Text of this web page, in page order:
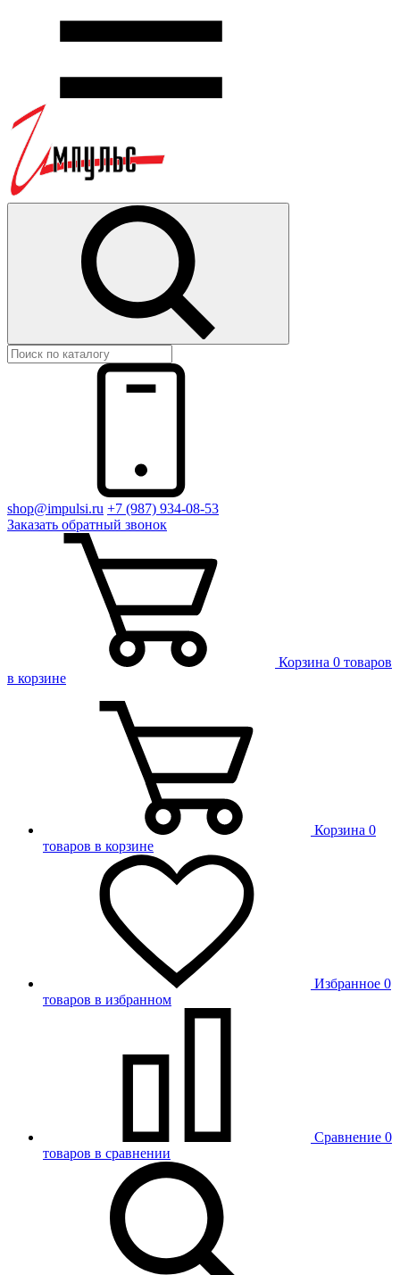
shop@impulsi.ru +7 (987) 934-08-53
Заказать обратный звонок
Корзина 0 товаров
в корзине
Корзина 0
товаров в корзине
Избранное 0
товаров в избранном
Сравнение 0
товаров в сравнении